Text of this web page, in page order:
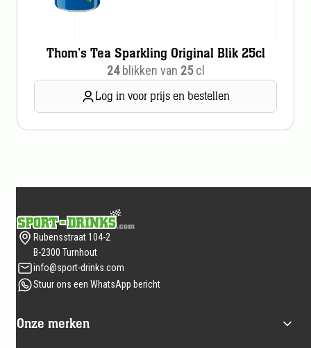
Thom's Tea Sparkling Original Blik 25cl
24blikken van 25cl
Log in voor prijs en bestellen
Rubensstraat 104-2
B-2300 Turnhout
info@sport-drinks.com
Stuur ons een WhatsApp bericht
Onze merken